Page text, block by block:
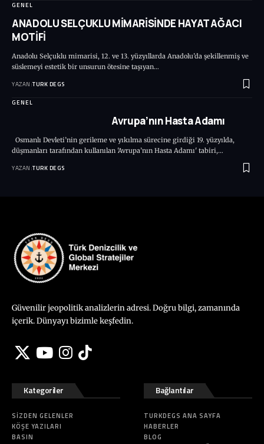
GENEL
ANADOLU SELÇUKLU MİMARİSİNDE HAYAT AĞACI
MOTİFİ
Anadolu Selçuklu mimarisi, 12. ve 13. yüzyıllarda Anadolu’da şekillenmiş ve
süslemeyi estetik bir unsurun ötesine taşıyan…
YAZAN:TURK DEGS
GENEL
Avrupa’nın Hasta Adamı
Osmanlı Devleti’nin gerileme ve yıkılma sürecine girdiği 19. yüzyılda,
düşmanları tarafından kullanılan 'Avrupa’nın Hasta Adamı' tabiri,…
YAZAN:TURK DEGS
Güvenilir jeopolitik analizlerin adresi. Doğru bilgi, zamanında
içerik. Dünyayı bizimle keşfedin.
Kategoriler
SIZDEN GELENLER
KÖŞE YAZILARI
BASIN
Bağlantılar
TURKDEGS ANA SAYFA
HABERLER
BLOG